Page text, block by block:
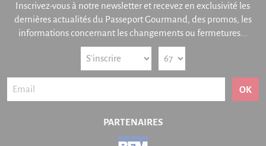
Inscrivez-vous à notre newsletter et recevez en exclusivité les
dernières actualités du Passeport Gourmand, des promos, les
informations concernant les changements ou fermetures...
OK
PARTENAIRES